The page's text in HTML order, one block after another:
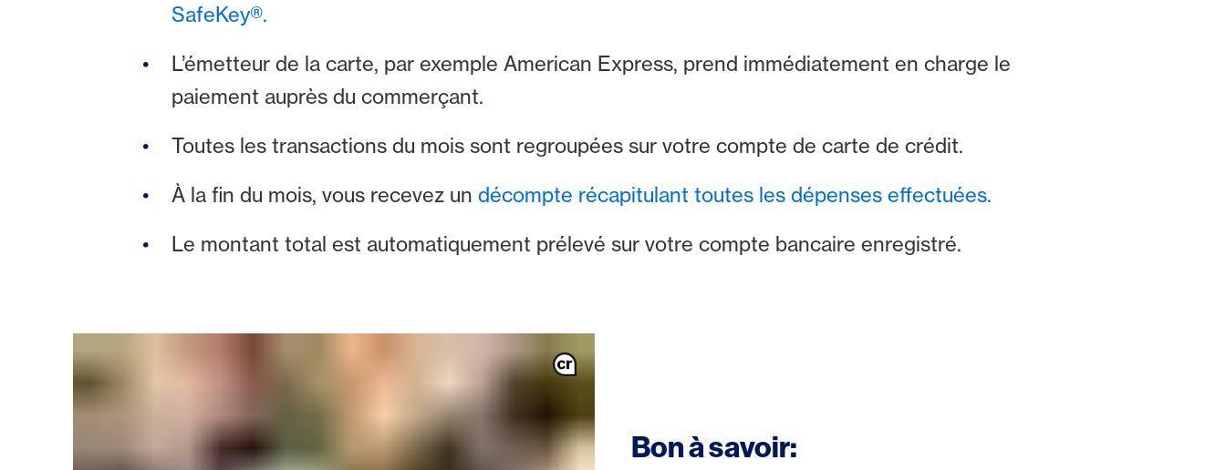
SafeKey®.
L’émetteur de la carte, par exemple American Express, prend immédiatement en charge le
paiement auprès du commerçant.
Toutes les transactions du mois sont regroupées sur votre compte de carte de crédit.
À la fin du mois, vous recevez un décompte récapitulant toutes les dépenses effectuées.
Le montant total est automatiquement prélevé sur votre compte bancaire enregistré.
Bon à savoir: